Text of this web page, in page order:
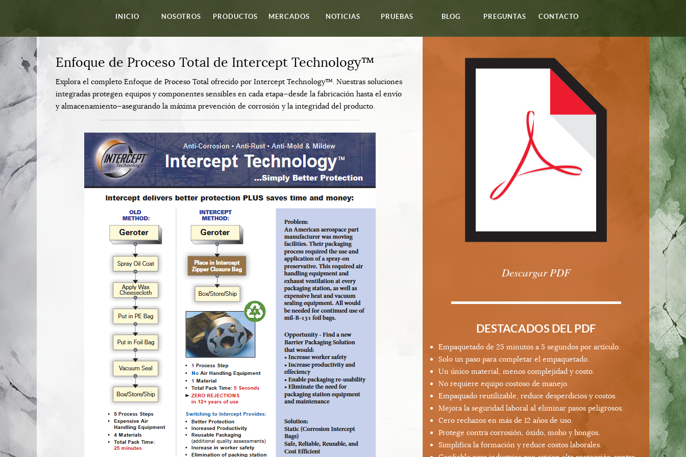
INICIO NOSOTROS PRODUCTOS MERCADOS NOTICIAS PRUEBAS BLOG PREGUNTAS CONTACTO
Enfoque de Proceso Total de Intercept Technology™
Explora el completo Enfoque de Proceso Total ofrecido por Intercept Technology™. Nuestras soluciones
integradas protegen equipos y componentes sensibles en cada etapa—desde la fabricación hasta el envío
y almacenamiento—asegurando la máxima prevención de corrosión y la integridad del producto.
Descargar PDF
DESTACADOS DEL PDF
Empaquetado de 25 minutos a 5 segundos por artículo.
Solo un paso para completar el empaquetado.
Un único material, menos complejidad y costo.
No requiere equipo costoso de manejo.
Empaquado reutilizable, reduce desperdicios y costos.
Mejora la seguridad laboral al eliminar pasos peligrosos.
Cero rechazos en más de 12 años de uso.
Protege contra corrosión, óxido, moho y hongos.
Simplifica la formación y reduce costos laborales.